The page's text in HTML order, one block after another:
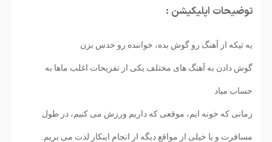
توضیحات اپلیکیشن :
یه تیکه از آهنگ رو گوش بده، خواننده رو حدس بزن
گوش دادن به آهنگ های مختلف یکی از تفریحات اغلب ماها به
حساب میاد
زمانی که خونه ایم، موقعی که داریم ورزش می کنیم، در طول
مسافرت و یا خیلی از مواقع دیگه از انجام اینکار لذت می بریم.